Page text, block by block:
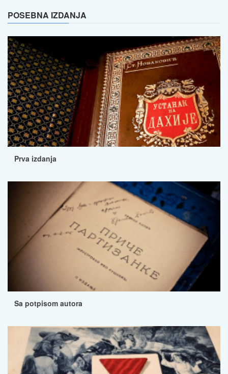
POSEBNA IZDANJA
Prva izdanja
Sa potpisom autora